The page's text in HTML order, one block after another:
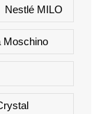
Nestlé MILO